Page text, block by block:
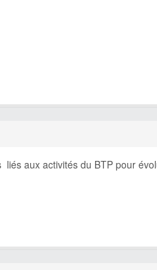
aux activités du BTP pour